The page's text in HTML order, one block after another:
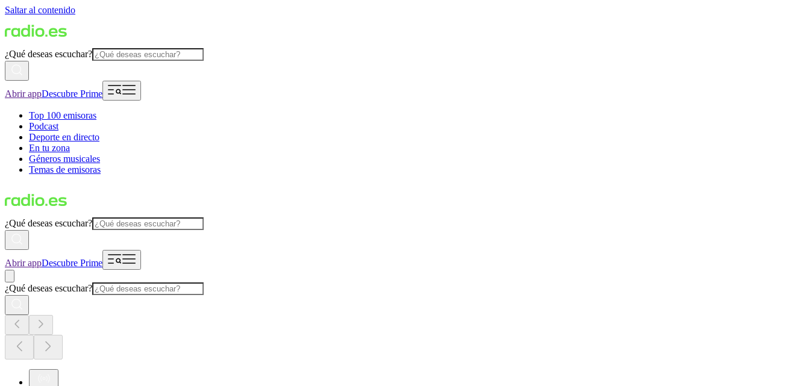
Saltar al contenido
¿Qué deseas escuchar?
Abrir appDescubre Prime
Top 100 emisoras
Podcast
Deporte en directo
En tu zona
Géneros musicales
Temas de emisoras
¿Qué deseas escuchar?
Abrir appDescubre Prime
¿Qué deseas escuchar?